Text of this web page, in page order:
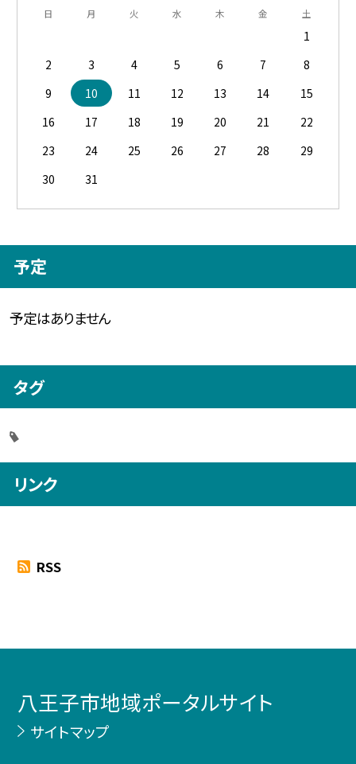
日 月 火 水 木 金 土
1
2
3 4 5 6 7
8
9
10 11 12 13 14
15
16
17 18 19 20 21
22
23
24 25 26 27 28
29
30
31
予定
予定はありません
タグ
リンク
RSS
八王子市地域ポータルサイト
サイトマップ